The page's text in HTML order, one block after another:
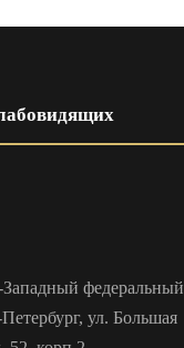
Западный федеральный
ул. Большая